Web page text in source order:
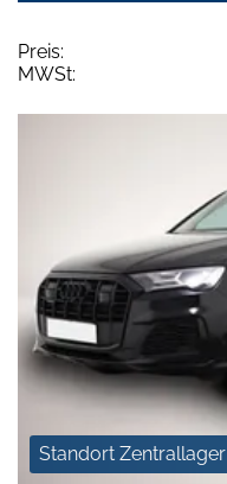
Preis:
MWSt:
Standort Zentrallager